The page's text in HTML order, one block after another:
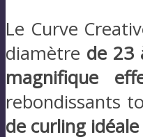
Le Curve
diamètre de 23
magnifique
rebondissants
de curling idéale